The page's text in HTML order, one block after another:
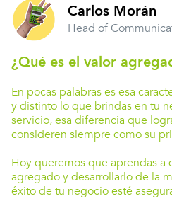
¿Qué es el valor
En pocas palabras es esa
y distinto lo que brindas en tu
servicio, esa diferencia que
consideren siempre como su
Hoy queremos que aprendas a
agregado y desarrollarlo de la
éxito de tu negocio esté
Carlos Morán
Head of